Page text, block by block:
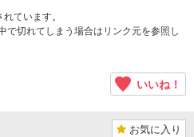
ています。
で切れてしまう場合はリンク元を参照し
いいね！
お気に入り